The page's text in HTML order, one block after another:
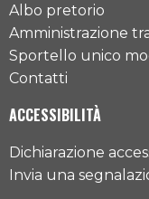
Albo pretorio
Amministrazione
Sportello unico
Contatti
ACCESSIBILITÀ
Dichiarazione
Invia una